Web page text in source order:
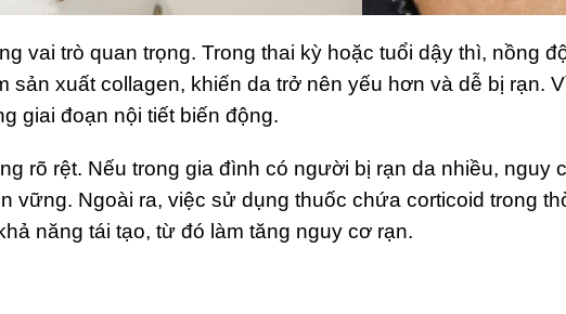
vai trò quan trọng. Trong thai kỳ hoặc tuổi dậy thì, nồng
sản xuất collagen, khiến da trở nên yếu hơn và dễ bị rạn.
giai đoạn nội tiết biến động.
rõ rệt. Nếu trong gia đình có người bị rạn da nhiều,
vững. Ngoài ra, việc sử dụng thuốc chứa corticoid trong
năng tái tạo, từ đó làm tăng nguy cơ rạn.